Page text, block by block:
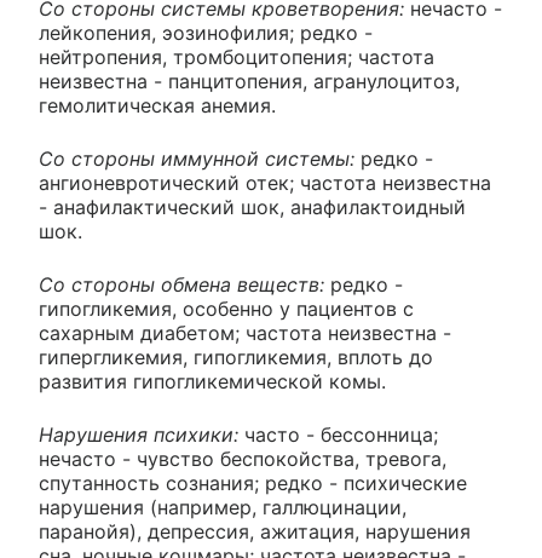
Со стороны системы кроветворения: нечасто -
лейкопения, эозинофилия; редко -
нейтропения, тромбоцитопения; частота
неизвестна - панцитопения, агранулоцитоз,
гемолитическая анемия.
Со стороны иммунной системы: редко -
ангионевротический отек; частота неизвестна
- анафилактический шок, анафилактоидный
шок.
Со стороны обмена веществ: редко -
гипогликемия, особенно у пациентов с
сахарным диабетом; частота неизвестна -
гипергликемия, гипогликемия, вплоть до
развития гипогликемической комы.
Нарушения психики: часто - бессонница;
нечасто - чувство беспокойства, тревога,
спутанность сознания; редко - психические
нарушения (например, галлюцинации,
паранойя), депрессия, ажитация, нарушения